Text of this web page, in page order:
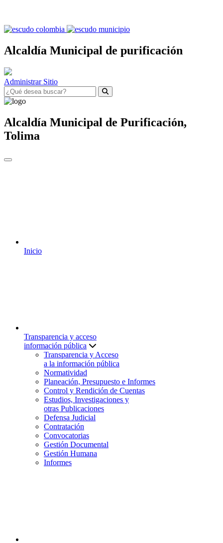
Alcaldía Municipal de purificación
Administrar Sitio
Alcaldía Municipal de Purificación,
Tolima
Inicio
Transparencia y acceso
información pública
Transparencia y Acceso
a la información pública
Normatividad
Planeación, Presupuesto e Informes
Control y Rendición de Cuentas
Estudios, Investigaciones y
otras Publicaciones
Defensa Judicial
Contratación
Convocatorias
Gestión Documental
Gestión Humana
Informes